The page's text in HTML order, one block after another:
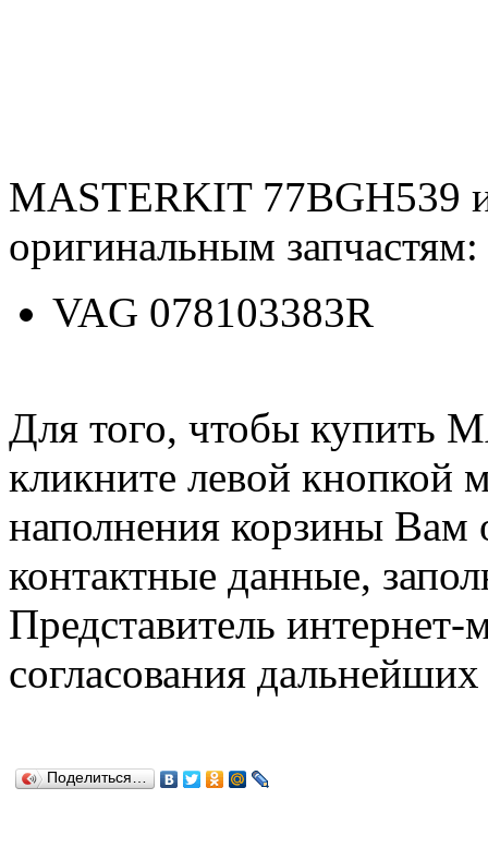
MASTERKIT 77BGH539
оригинальным запчастям:
VAG 078103383R
Для того, чтобы купить
кликните левой
наполнения корзины Вам
контактные данные,
Представитель
согласования
Поделиться…